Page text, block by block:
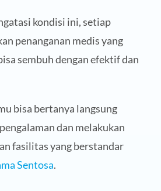
kondisi ini, setiap
penanganan medis yang
sembuh dengan efektif dan
bisa bertanya langsung
dan melakukan
fasilitas yang berstandar
Sentosa.